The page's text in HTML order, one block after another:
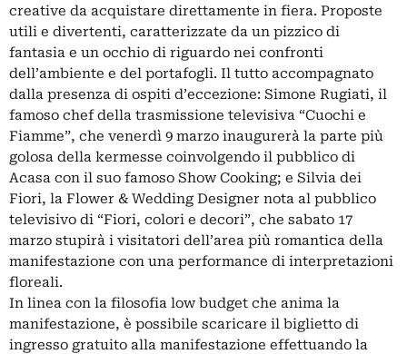
creative da acquistare direttamente in fiera. Proposte
utili e divertenti, caratterizzate da un pizzico di
fantasia e un occhio di riguardo nei confronti
dell’ambiente e del portafogli. Il tutto accompagnato
dalla presenza di ospiti d’eccezione: Simone Rugiati, il
famoso chef della trasmissione televisiva “Cuochi e
Fiamme”, che venerdì 9 marzo inaugurerà la parte più
golosa della kermesse coinvolgendo il pubblico di
Acasa con il suo famoso Show Cooking; e Silvia dei
Fiori, la Flower & Wedding Designer nota al pubblico
televisivo di “Fiori, colori e decori”, che sabato 17
marzo stupirà i visitatori dell’area più romantica della
manifestazione con una performance di interpretazioni
floreali.
In linea con la filosofia low budget che anima la
manifestazione, è possibile scaricare il biglietto di
ingresso gratuito alla manifestazione effettuando la